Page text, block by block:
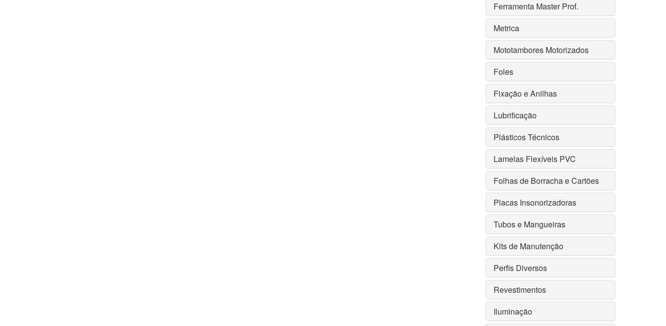
Ferramenta Master Prof.
Metrica
Mototambores Motorizados
Foles
Fixação e Anilhas
Lubrificação
Plásticos Técnicos
Lamelas Flexíveis PVC
Folhas de Borracha e Cartões
Placas Insonorizadoras
Tubos e Mangueiras
Kits de Manutenção
Perfis Diversos
Revestimentos
Iluminação